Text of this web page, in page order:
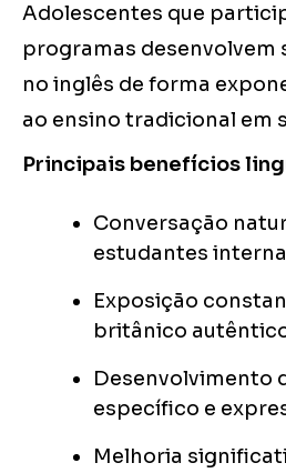
Adolescentes que
programas desenvolvem
no inglês de forma
ao ensino tradicional em
Principais benefícios
Conversação
estudantes
Exposição
britânico
Desenvolvimento
específico e
Melhoria